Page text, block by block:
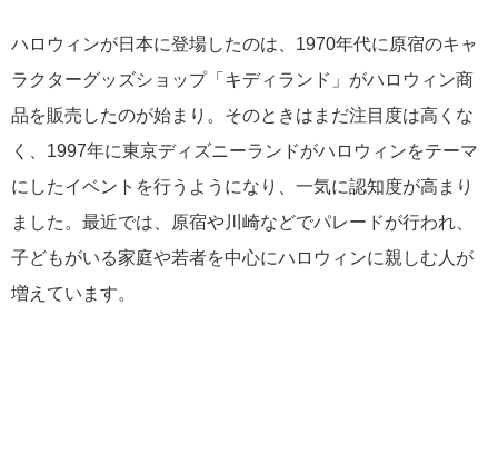
ハロウィンが日本に登場したのは、1970年代に原宿のキャ
ラクターグッズショップ「キディランド」がハロウィン商
品を販売したのが始まり。そのときはまだ注目度は高くな
く、1997年に東京ディズニーランドがハロウィンをテーマ
にしたイベントを行うようになり、一気に認知度が高まり
ました。最近では、原宿や川崎などでパレードが行われ、
子どもがいる家庭や若者を中心にハロウィンに親しむ人が
増えています。